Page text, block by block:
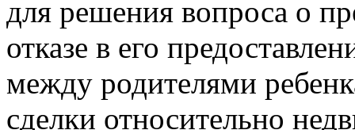
для решения вопроса о
отказе в его
между родителями
сделки относительно